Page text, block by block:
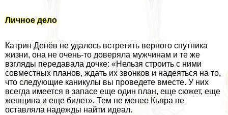
Личное дело
Катрин Денёв не удалось встретить верного спутника
жизни, она не очень-то доверяла мужчинам и те же
взгляды передавала дочке: «Нельзя строить с ними
совместных планов, ждать их звонков и надеяться на то,
что следующие каникулы вы проведете вместе. У них
всегда имеется в запасе еще один план, еще сюжет, еще
женщина и еще билет». Тем не менее Кьяра не
оставляла надежды найти идеал.